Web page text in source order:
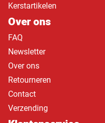
Kerstartikelen
Over ons
FAQ
Newsletter
Over ons
Retourneren
Contact
Verzending